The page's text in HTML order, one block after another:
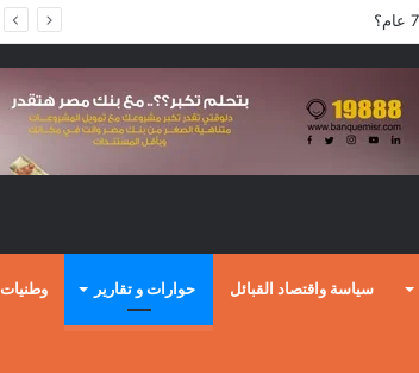
سياسة واقتصاد القبائل حوارات و تقارير وطنيات